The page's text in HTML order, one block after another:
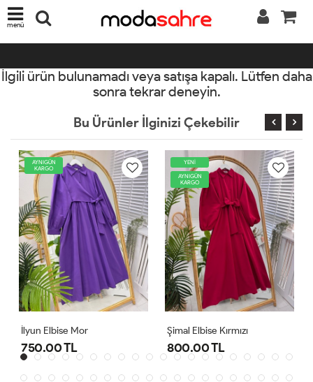
menü
İlgili ürün bulunamadı veya satışa kapalı. Lütfen daha
sonra tekrar deneyin.
Bu Ürünler İlginizi Çekebilir
YENİ
AYNIGÜN
KARGO
Şimal Elbise Kırmızı
800.00 TL
AYNIGÜN
KARGO
1,000.00 TL